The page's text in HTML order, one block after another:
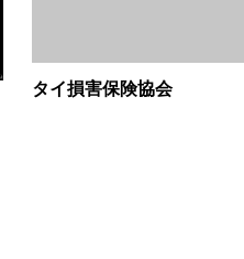
タイ損害保険協会